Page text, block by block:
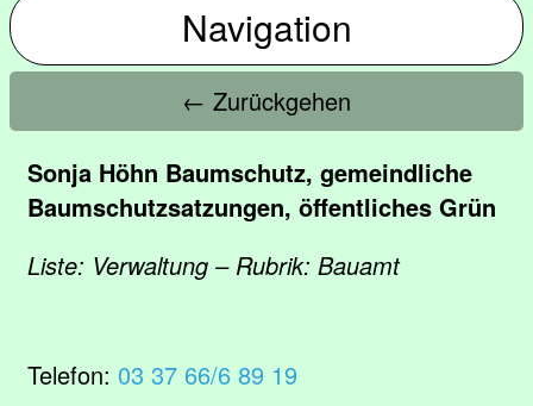
Navigation
← Zurückgehen
Sonja Höhn Baumschutz, gemeindliche
Baumschutzsatzungen, öffentliches Grün
Liste: Verwaltung – Rubrik: Bauamt
Telefon: 03 37 66/6 89 19